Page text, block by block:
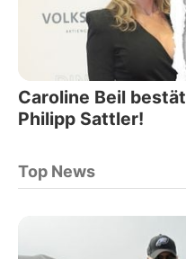
Caroline Beil
Philipp Sattler!
Top News